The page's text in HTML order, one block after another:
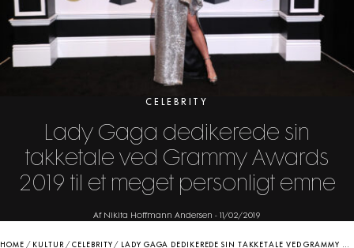
CELEBRITY
Lady Gaga dedikerede sin
takketale ved Grammy Awards
2019 til et meget personligt emne
Af Nikita Hoffmann Andersen - 11/02/2019
HOME / KULTUR/CELEBRITY / LADY GAGA DEDIKEREDE SIN TAKKETALE VED GRAMMY AWARDS 2019 TIL ET MEGET PERSONLIGT EMNE